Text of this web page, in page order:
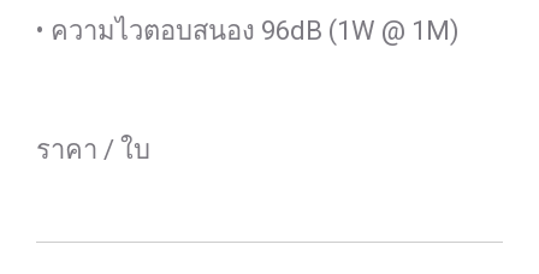
• ความไวตอบสนอง 96dB (1W @ 1M)
ราคา / ใบ